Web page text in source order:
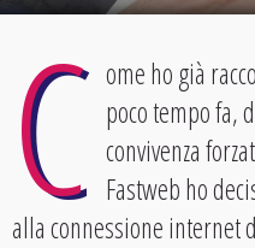
C ome ho già
poco tempo fa,
convivenza
Fastweb ho
alla connessione internet